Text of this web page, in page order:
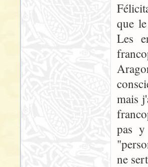
que
Les
mais
pas
ne